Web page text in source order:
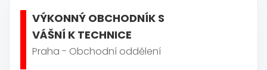
VÝKONNÝ OBCHODNÍK S
VÁŠNÍ K TECHNICE
Praha - Obchodní oddělení